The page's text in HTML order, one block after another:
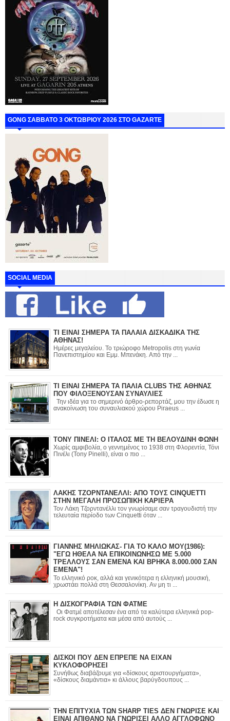
GONG ΣΑΒΒΑΤΟ 3 ΟΚΤΩΒΡΙΟΥ 2026 ΣΤΟ GAZARTE
SOCIAL MEDIA
ΤΙ ΕΙΝΑΙ ΣΗΜΕΡΑ ΤΑ ΠΑΛΑΙΑ ΔΙΣΚΑΔΙΚΑ ΤΗΣ
ΑΘΗΝΑΣ!
Ημέρες μεγαλείου. Το τριώροφο Metropolis στη γωνία
Πανεπιστημίου και Εμμ. Μπενάκη. Από την ...
ΤΙ ΕΙΝΑΙ ΣΗΜΕΡΑ ΤΑ ΠΑΛΙΑ CLUBS ΤΗΣ ΑΘΗΝΑΣ
ΠΟΥ ΦΙΛΟΞΕΝΟΥΣΑΝ ΣΥΝΑΥΛΙΕΣ
Την ιδέα για το σημερινό άρθρο-ρεπορτάζ, μου την έδωσε η
ανακοίνωση του συναυλιακού χώρου Piraeus ...
ΤΟΝΥ ΠΙΝΕΛΙ: Ο ΙΤΑΛΟΣ ΜΕ ΤΗ ΒΕΛΟΥΔΙΝΗ ΦΩΝΗ
Χωρίς αμφιβολία, ο γεννημένος το 1938 στη Φλορεντία, Τόνι
Πινέλι (Tony Pinelli), είναι ο πιο ...
ΛΑΚΗΣ ΤΖΟΡΝΤΑΝΕΛΛΙ: ΑΠΟ ΤΟΥΣ CINQUETTI
ΣΤΗΝ ΜΕΓΑΛΗ ΠΡΟΣΩΠΙΚΗ ΚΑΡΙΕΡΑ
Τον Λάκη Τζορντανέλλι τον γνωρίσαμε σαν τραγουδιστή την
τελευταία περίοδο των Cinquetti όταν ...
ΓΙΑΝΝΗΣ ΜΗΛΙΩΚΑΣ- ΓΙΑ ΤΟ ΚΑΛΟ ΜΟΥ(1986):
"ΕΓΩ ΗΘΕΛΑ ΝΑ ΕΠΙΚΟΙΝΩΝΗΣΩ ΜΕ 5.000
ΤΡΕΛΛΟΥΣ ΣΑΝ ΕΜΕΝΑ ΚΑΙ ΒΡΗΚΑ 8.000.000 ΣΑΝ
ΕΜΕΝΑ"!
Το ελληνικό ροκ, αλλά και γενικότερα η ελληνική μουσική,
χρωστάει πολλά στη Θεσσαλονίκη. Αν μη τι ...
Η ΔΙΣΚΟΓΡΑΦΙΑ ΤΩΝ ΦΑΤΜΕ
Οι Φατμέ αποτέλεσαν ένα από τα καλύτερα ελληνικά pop-
rock συγκροτήματα και μέσα από αυτούς ...
ΔΙΣΚΟΙ ΠΟΥ ΔΕΝ ΕΠΡΕΠΕ ΝΑ ΕΙΧΑΝ
ΚΥΚΛΟΦΟΡΗΣΕΙ
Συνήθως διαβάζουμε για «δίσκους αριστουργήματα»,
«δίσκους διαμάντια» κι άλλους βαρύγδουπους ...
ΤΗΝ ΕΠΙΤΥΧΙΑ ΤΩΝ SHARP TIES ΔΕΝ ΓΝΩΡΙΣΕ ΚΑΙ
ΕΙΝΑΙ ΑΠΙΘΑΝΟ ΝΑ ΓΝΩΡΙΣΕΙ ΑΛΛΟ ΑΓΓΛΟΦΩΝΟ